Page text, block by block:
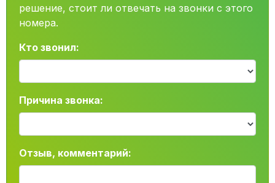
решение, стоит ли отвечать на звонки с этого
номера.
Кто звонил:
Причина звонка:
Отзыв, комментарий: